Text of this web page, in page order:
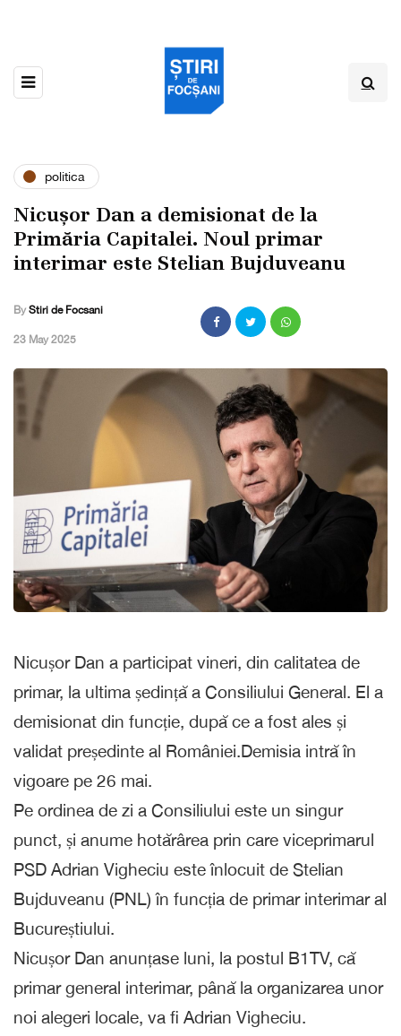
politica
Nicușor Dan a demisionat de la
Primăria Capitalei. Noul primar
interimar este Stelian Bujduveanu
By Stiri de Focsani
,23 May 2025
Nicușor Dan a participat vineri, din calitatea de
primar, la ultima ședință a Consiliului General. El a
demisionat din funcție, după ce a fost ales și
validat președinte al României.Demisia intră în
vigoare pe 26 mai.
Pe ordinea de zi a Consiliului este un singur
punct, și anume hotărârea prin care viceprimarul
PSD Adrian Vigheciu este înlocuit de Stelian
Bujduveanu (PNL) în funcția de primar interimar al
Bucureștiului.
Nicușor Dan anunțase luni, la postul B1TV, că
primar general interimar, până la organizarea unor
noi alegeri locale, va fi Adrian Vigheciu.